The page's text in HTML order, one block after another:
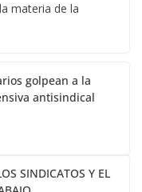
materia de la
golpean a la
antisindical
SINDICATOS Y EL